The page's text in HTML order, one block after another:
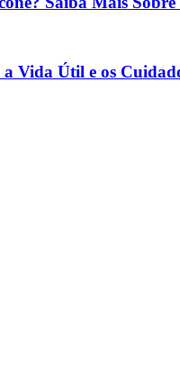
Vida Útil e os